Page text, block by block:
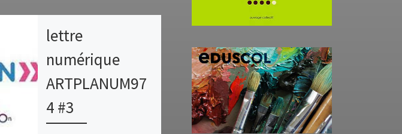
lettre
numérique
ARTPLANUM97
4 #3
numérique
ARTPLANUM97
4 #2